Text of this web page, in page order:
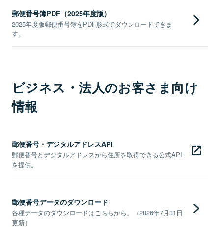
郵便番号簿PDF（2025年度版）
2025年度版郵便番号簿をPDF形式でダウンロードできま
す。
ビジネス・法人のお客さま向け
情報
郵便番号・デジタルアドレスAPI
郵便番号とデジタルアドレスから住所を取得できる公式API
を提供。
郵便番号データのダウンロード
各種データのダウンロードはこちらから。（2026年7月31日
更新）